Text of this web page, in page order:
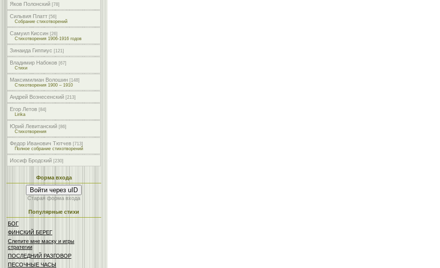
Яков Полонский [78]
Сильвия Платт [56]
Собрание стихотворений
Самуил Киссин [26]
Стихотворения 1906-1916 годов
Зинаида Гиппиус [121]
Владимир Набоков [67]
Стихи
Максимилиан Волошин [148]
Стихотворения 1900 – 1910
Андрей Вознесенский [213]
Егор Летов [84]
Lirika
Юрий Левитанский [86]
Стихотворения
Федор Иванович Тютчев [713]
Полное собрание стихотворений
Иосиф Бродский [230]
Форма входа
Войти через uID
Старая форма входа
Популярные стихи
БОГ
ФИНСКИЙ БЕРЕГ
Слепите мне маску и игры
стратегии
ПОСЛЕДНИЙ РАЗГОВОР
ПЕСОЧНЫЕ ЧАСЫ